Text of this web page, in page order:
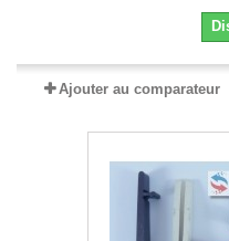
Ajouter au comparateur